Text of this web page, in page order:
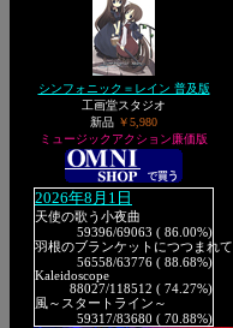
シンフォニック＝レイン 普及版
工画堂スタジオ
新品 ￥5,980
ミュージックアクション廉価版
2026年8月1日
天使の歌う小夜曲
59396/69063 ( 86.00%)
羽根のブランケットにつつまれて
56558/63776 ( 88.68%)
Kaleidoscope
88027/118512 ( 74.27%)
風～スタートライン～
59317/83680 ( 70.88%)